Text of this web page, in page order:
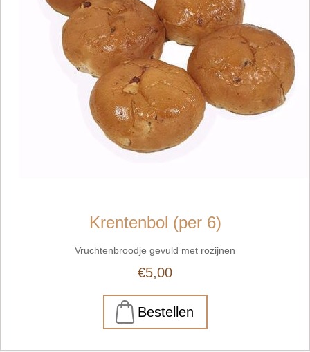
Krentenbol (per 6)
Vruchtenbroodje gevuld met rozijnen
€5,00